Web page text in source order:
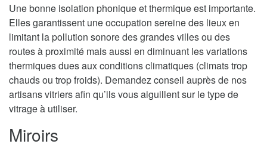
Une bonne isolation phonique et thermique est importante.
Elles garantissent une occupation sereine des lieux en
limitant la pollution sonore des grandes villes ou des
routes à proximité mais aussi en diminuant les variations
thermiques dues aux conditions climatiques (climats trop
chauds ou trop froids). Demandez conseil auprès de nos
artisans vitriers afin qu’ils vous aiguillent sur le type de
vitrage à utiliser.
Miroirs